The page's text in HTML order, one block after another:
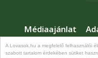
A Lovasok.hu a megfelelő felhasználói
szabott tartalom érdekében sütiket
Médiaajánlat
Jogi nyilatkozat